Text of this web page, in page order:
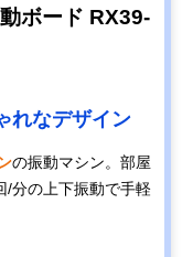
ボード RX39-
れなデザイン
の振動マシン。部屋
/分の上下振動で手軽